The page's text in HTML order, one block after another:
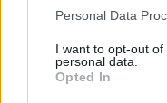
Personal Data
I want to opt-out
personal data.
Opted In